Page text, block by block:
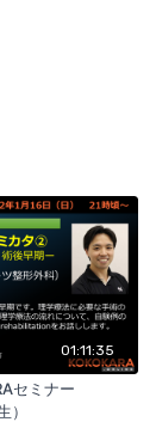
01:11:35
セミナー
）